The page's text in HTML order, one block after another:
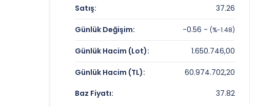
BULLS GSYO Değerleme Çarpanları
Fiyat/Kazanç (F/K):
Piyasa Değeri/Defter Değeri (PD/DD):
Satış: 37.26
Günlük Değişim: -0.56 -(%-1.48)
Günlük Hacim (Lot): 1.650.746,00
Günlük Hacim (TL): 60.974.702,20
Baz Fiyatı: 37.82